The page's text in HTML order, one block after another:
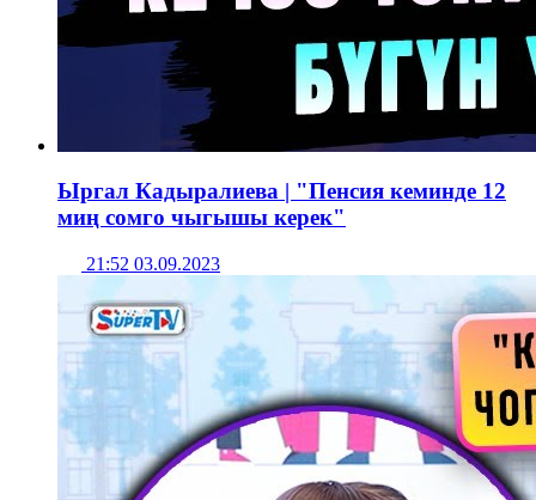
Ыргал Кадыралиева | "Пенсия кеминде 12
миң сомго чыгышы керек"
21:52 03.09.2023